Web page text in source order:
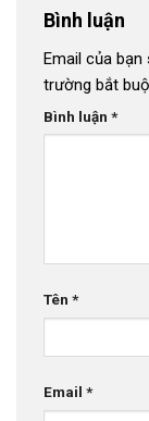
Bình luận
Email của
trường bắt
Bình luận *
Tên *
Email *